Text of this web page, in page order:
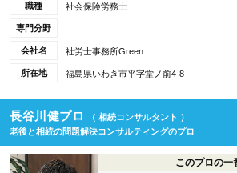
職種 社会保険労務士
専門分野
会社名 社労士事務所Green
所在地 福島県いわき市平字堂ノ前4-8
長谷川健プロ
（ 相続コンサルタント ）
老後と相続の問題解決コンサルティングのプロ
このプロの一